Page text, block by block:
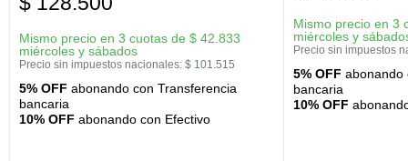
Mismo precio en 3 cuotas de $ 42.833
miércoles y sábados
Precio sin impuestos nacionales: $ 101.515
5% OFF abonando con Transferencia
bancaria
10% OFF abonando con Efectivo
Mismo precio en 3
miércoles y
Precio sin impuestos
5% OFF abonando
bancaria
10% OFF